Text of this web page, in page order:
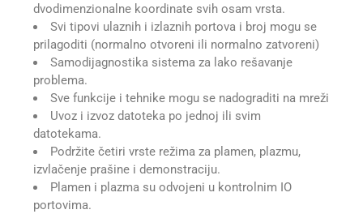
dvodimenzionalne koordinate svih osam vrsta.
Svi tipovi ulaznih i izlaznih portova i broj mogu se
prilagoditi (normalno otvoreni ili normalno zatvoreni)
Samodijagnostika sistema za lako rešavanje
problema.
Sve funkcije i tehnike mogu se nadograditi na mreži
Uvoz i izvoz datoteka po jednoj ili svim
datotekama.
Podržite četiri vrste režima za plamen, plazmu,
izvlačenje prašine i demonstraciju.
Plamen i plazma su odvojeni u kontrolnim IO
portovima.